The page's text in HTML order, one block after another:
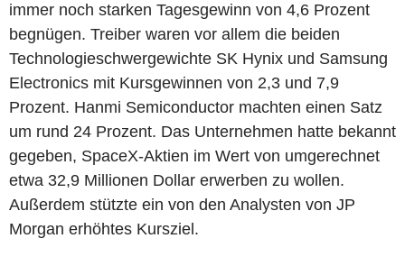
immer noch starken Tagesgewinn von 4,6 Prozent
begnügen. Treiber waren vor allem die beiden
Technologieschwergewichte SK Hynix und Samsung
Electronics mit Kursgewinnen von 2,3 und 7,9
Prozent. Hanmi Semiconductor machten einen Satz
um rund 24 Prozent. Das Unternehmen hatte bekannt
gegeben, SpaceX-Aktien im Wert von umgerechnet
etwa 32,9 Millionen Dollar erwerben zu wollen.
Außerdem stützte ein von den Analysten von JP
Morgan erhöhtes Kursziel.